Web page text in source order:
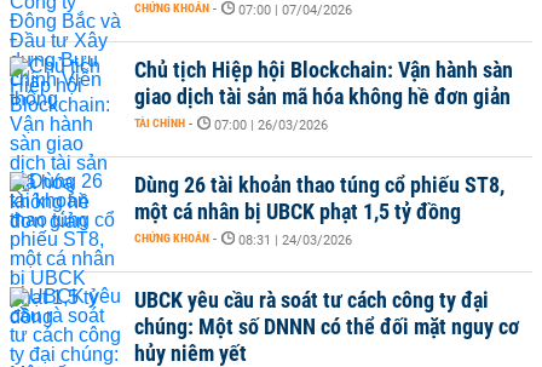
CHỨNG KHOÁN - 07:00 | 07/04/2026
Chủ tịch Hiệp hội Blockchain: Vận hành sàn
giao dịch tài sản mã hóa không hề đơn giản
TÀI CHÍNH - 07:00 | 26/03/2026
Dùng 26 tài khoản thao túng cổ phiếu ST8,
một cá nhân bị UBCK phạt 1,5 tỷ đồng
CHỨNG KHOÁN - 08:31 | 24/03/2026
UBCK yêu cầu rà soát tư cách công ty đại
chúng: Một số DNNN có thể đối mặt nguy cơ
hủy niêm yết